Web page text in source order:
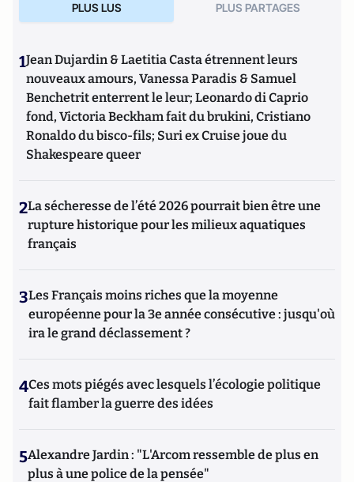
PLUS LUS PLUS PARTAGES
1Jean Dujardin & Laetitia Casta étrennent leurs
nouveaux amours, Vanessa Paradis & Samuel
Benchetrit enterrent le leur; Leonardo di Caprio
fond, Victoria Beckham fait du brukini, Cristiano
Ronaldo du bisco-fils; Suri ex Cruise joue du
Shakespeare queer
2La sécheresse de l’été 2026 pourrait bien être une
rupture historique pour les milieux aquatiques
français
3Les Français moins riches que la moyenne
européenne pour la 3e année consécutive : jusqu'où
ira le grand déclassement ?
4Ces mots piégés avec lesquels l’écologie politique
fait flamber la guerre des idées
5Alexandre Jardin : "L'Arcom ressemble de plus en
plus à une police de la pensée"